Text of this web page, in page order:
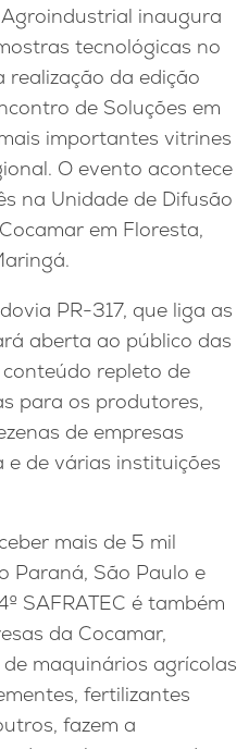
inaugura
tecnológicas no
realização da edição
de Soluções em
importantes vitrines
O evento acontece
na Unidade de Difusão
em Floresta,
PR-317, que liga as
aberta ao público das
repleto de
para os produtores,
de empresas
de várias instituições
mais de 5 mil
Paraná, São Paulo e
SAFRATEC é também
da Cocamar,
maquinários agrícolas
fertilizantes
fazem a